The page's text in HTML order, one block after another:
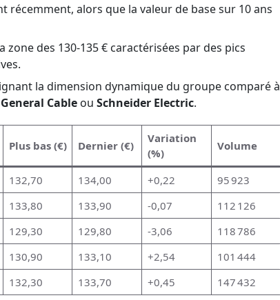
récemment, alors que la valeur de base sur 10 ans
des 130-135 € caractérisées par des pics
la dimension dynamique du groupe comparé à
General Cable ou Schneider Electric.
Plus bas (€) Dernier (€)
Variation
(%)
Volume
132,70 134,00 +0,22
95 923
133,80 133,90 -0,07
112 126
129,30 129,80 -3,06
118 786
130,90 133,10 +2,54
101 444
132,30 133,70 +0,45 147 432